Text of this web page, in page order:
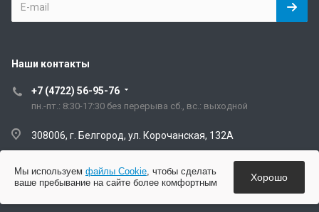
Наши контакты
+7 (4722) 56-95-76
пн.-пт.: 8:30-17:30 без перерыва сб., вс.: выходной
308006, г. Белгород, ул. Корочанская, 132А
artisanzakaz@mail.ru
Мы используем файлы Cookie, чтобы сделать
ваше пребывание на сайте более комфортным
Хорошо